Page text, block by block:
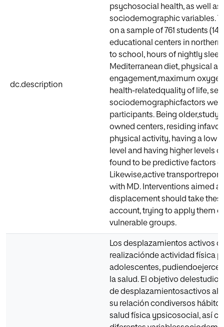
dc.description
psychosocial health, as well
sociodemographic variables.
on a sample of 761 students
educational centers in
to school, hours of nightly
Mediterranean diet, physical
engagement,maximum
health-relatedquality of life,
sociodemographicfactors
participants. Being
owned centers, residing
physical activity, having a low
level and having higher levels
found to be predictive factors
Likewise,active
with MD. Interventions aimed
displacement should take
account, trying to apply them
vulnerable groups.
Los desplazamientos activos
realizaciónde actividad física
adolescentes,
la salud. El objetivo delestudio
de desplazamientosactivos al
su relación condiversos
salud física ypsicosocial, así